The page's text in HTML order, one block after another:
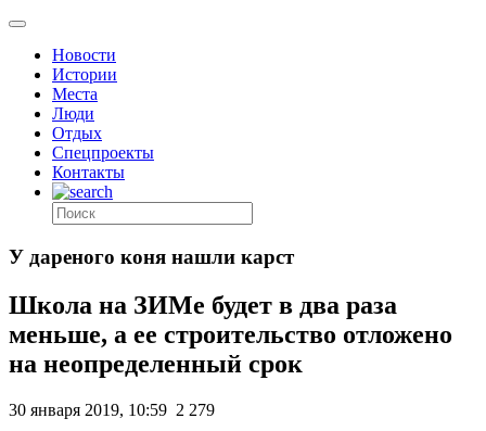
Новости
Истории
Места
Люди
Отдых
Спецпроекты
Контакты
У дареного коня нашли карст
Школа на ЗИМе будет в два раза
меньше, а ее строительство отложено
на неопределенный срок
30 января 2019, 10:59 2 279